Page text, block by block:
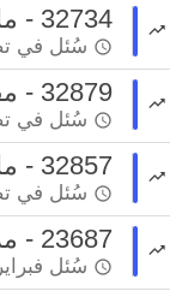
32734 - ما حكم من تعامل بالربا من دون قصد ؟
سُئل في
32879 - مفهوم الإيذان بالحرب في متعاطي الربا مع كون دائماً في ربح
سُئل في
32857 - ما هي كيفية التوبة من التعامل بالربا ؟
سُئل في
23687 - مراجعة بشأن الحكم في أسهم حائل الزراعية السعودية
سُئل فبراير 3، 2023